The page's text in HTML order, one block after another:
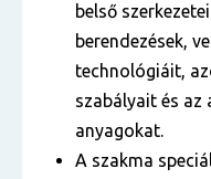
belső
berendezések,
technológiáit,
szabályait és az
anyagokat.
A szakma